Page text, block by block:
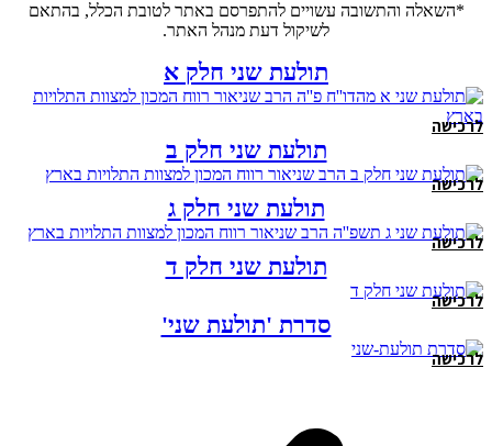
*השאלה והתשובה עשויים להתפרסם באתר לטובת הכלל, בהתאם
לשיקול דעת מנהל האתר.
תולעת שני חלק א
לרכישה
תולעת שני חלק ב
לרכישה
תולעת שני חלק ג
לרכישה
תולעת שני חלק ד
לרכישה
סדרת 'תולעת שני'
לרכישה